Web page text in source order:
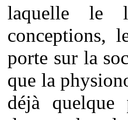
laquelle le
conceptions,
porte sur la
que la
déjà quelque